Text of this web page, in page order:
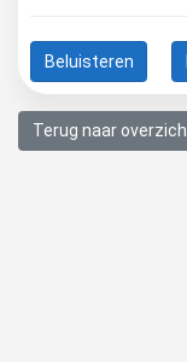
Beluisteren
Terug naar